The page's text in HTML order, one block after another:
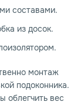
составами.
из досок.
монтаж
подоконника.
облегчить вес